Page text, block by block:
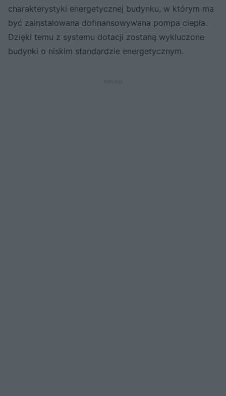
charakterystyki energetycznej budynku, w którym ma
być zainstalowana dofinansowywana pompa ciepła.
Dzięki temu z systemu dotacji zostaną wykluczone
budynki o niskim standardzie energetycznym.